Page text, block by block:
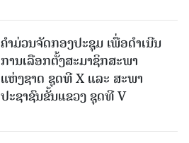
ຄໍາມ່ວນຈັດກອງປະຊຸມ ເພື່ອດໍາເນີນ
ການເລືອກຕັ້ງສະມາຊິກສະພາ
ແຫ່ງຊາດ ຊຸດທີ X ແລະ ສະພາ
ປະຊາຊົນຂັ້ນແຂວງ ຊຸດທີ V